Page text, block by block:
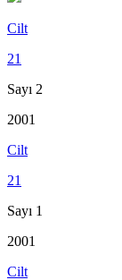
Cilt
21
Sayı 2
2001
Cilt
21
Sayı 1
2001
Cilt